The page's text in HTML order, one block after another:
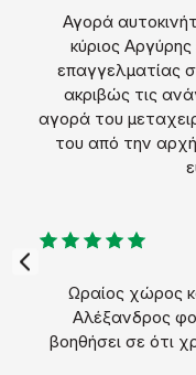
Αγορά
κύριος
επαγγελματίας
ακριβώς τις
αγορά του
του από την
Ωραίος χώρος
Αλέξανδρος
βοηθήσει σε ότι